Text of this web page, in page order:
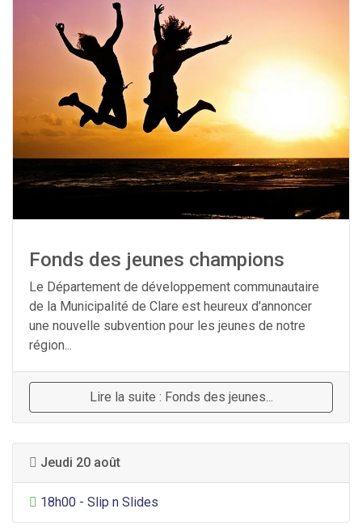
Fonds des jeunes champions
Le Département de développement communautaire
de la Municipalité de Clare est heureux d'annoncer
une nouvelle subvention pour les jeunes de notre
région...
Lire la suite : Fonds des jeunes...
Jeudi 20 août
Divertissement général
18h00 - Slip n Slides